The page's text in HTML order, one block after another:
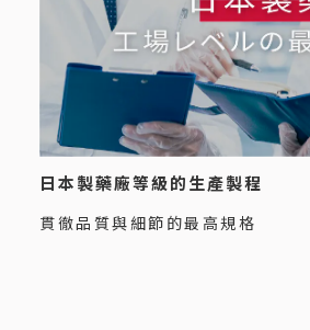
日本製藥廠等級的生產製程
貫徹品質與細節的最高規格